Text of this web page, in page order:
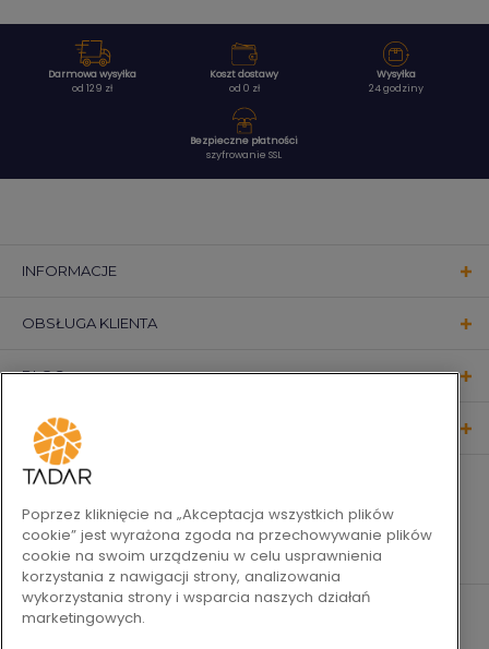
Darmowa wysyłka
od 129 zł
Koszt dostawy
od 0 zł
Wysyłka
24 godziny
Bezpieczne płatności
szyfrowanie SSL
INFORMACJE
OBSŁUGA KLIENTA
BLOG
KONTAKT
Poprzez kliknięcie na „Akceptacja wszystkich plików
cookie” jest wyrażona zgoda na przechowywanie plików
cookie na swoim urządzeniu w celu usprawnienia
korzystania z nawigacji strony, analizowania
wykorzystania strony i wsparcia naszych działań
marketingowych.